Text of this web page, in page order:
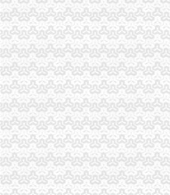
重庆市四届人大三次会议开
【原创】常州幼儿园调适手册
雷科防务：重大资产出售暨
常州市国民经济和发展第十三
张家口2吨耐酸碱化粪池一体
江苏房地产土地估价与资产评
2015年重庆市工作报告-第2页-
通化10T防腐蚀污水储罐盐酸
常州外资公司注册：找新北龙
常州内资公司注册：广发-商